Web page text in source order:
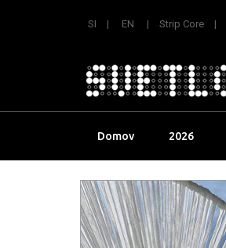
SI EN Strip Core
Domov 2026